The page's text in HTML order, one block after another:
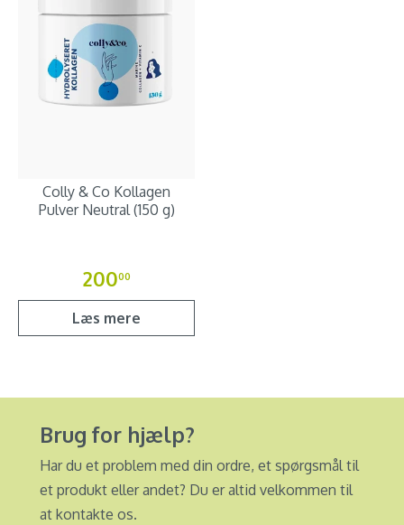
Colly & Co Kollagen
Pulver Neutral (150 g)
20000
Læs mere
Brug for hjælp?
Har du et problem med din ordre, et spørgsmål til
et produkt eller andet? Du er altid velkommen til
at kontakte os.